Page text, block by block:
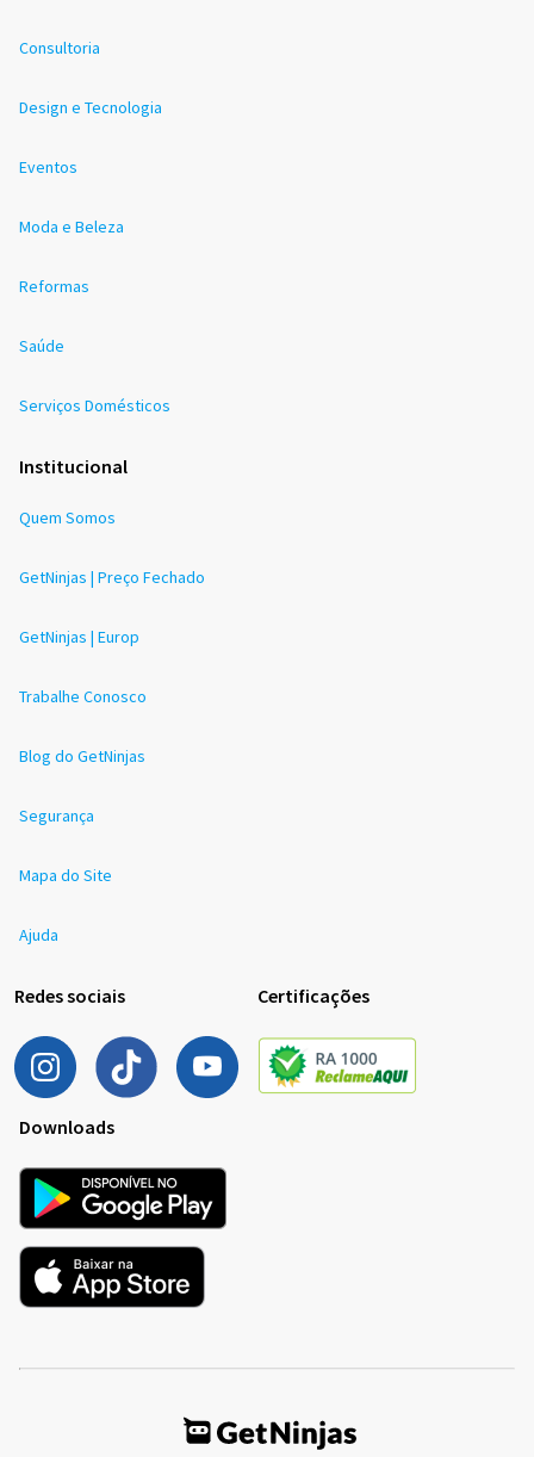
Consultoria
Design e Tecnologia
Eventos
Moda e Beleza
Reformas
Saúde
Serviços Domésticos
Institucional
Quem Somos
GetNinjas | Preço Fechado
GetNinjas | Europ
Trabalhe Conosco
Blog do GetNinjas
Segurança
Mapa do Site
Ajuda
Redes sociais Certificações
Downloads